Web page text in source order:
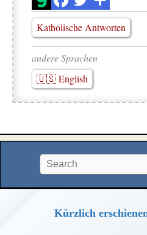
Katholische Antworten
andere Sprachen
🇺🇸 English
Kürzlich